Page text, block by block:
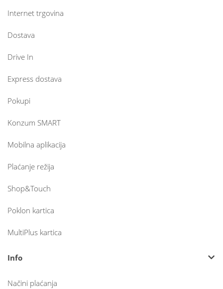
Internet trgovina
Dostava
Drive In
Express dostava
Pokupi
Konzum SMART
Mobilna aplikacija
Plaćanje režija
Shop&Touch
Poklon kartica
MultiPlus kartica
Info
Načini plaćanja